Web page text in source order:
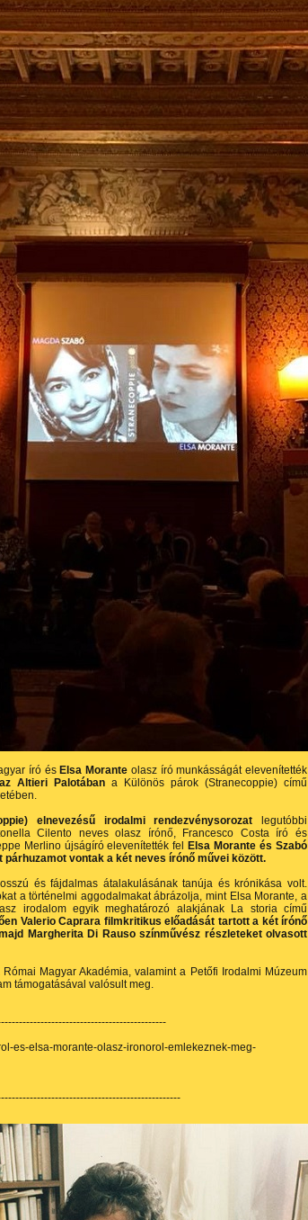
író és Elsa Morante olasz író munkásságát elevenítették
Altieri Palotában a Különös párok (Stranecoppie) című
elnevezésű irodalmi rendezvénysorozat
legutóbbi
Cilento neves olasz írónő, Francesco Costa író és
Merlino újságíró elevenítették fel
Elsa Morante és Szabó
párhuzamot vontak a két neves írónő művei között.
és fájdalmas átalakulásának tanúja és krónikása volt.
a történelmi aggodalmakat ábrázolja, mint Elsa Morante, a
irodalom egyik meghatározó alakjának La storia című
Valerio Caprara filmkritikus előadását tartott a két írónő
Margherita Di Rauso színművész részleteket olvasott
Magyar Akadémia, valamint a Petőfi Irodalmi Múzeum
támogatásával valósult meg.
es-elsa-morante-olasz-ironorol-emlekeznek-meg-